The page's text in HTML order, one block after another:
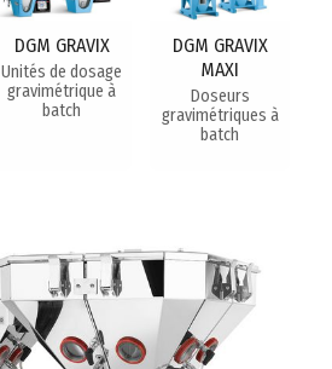
DGM GRAVIX
Unités de dosage
gravimétrique à
batch
DGM GRAVIX
MAXI
Doseurs
gravimétriques à
batch